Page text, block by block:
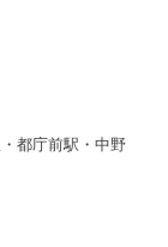
都庁前駅・中野